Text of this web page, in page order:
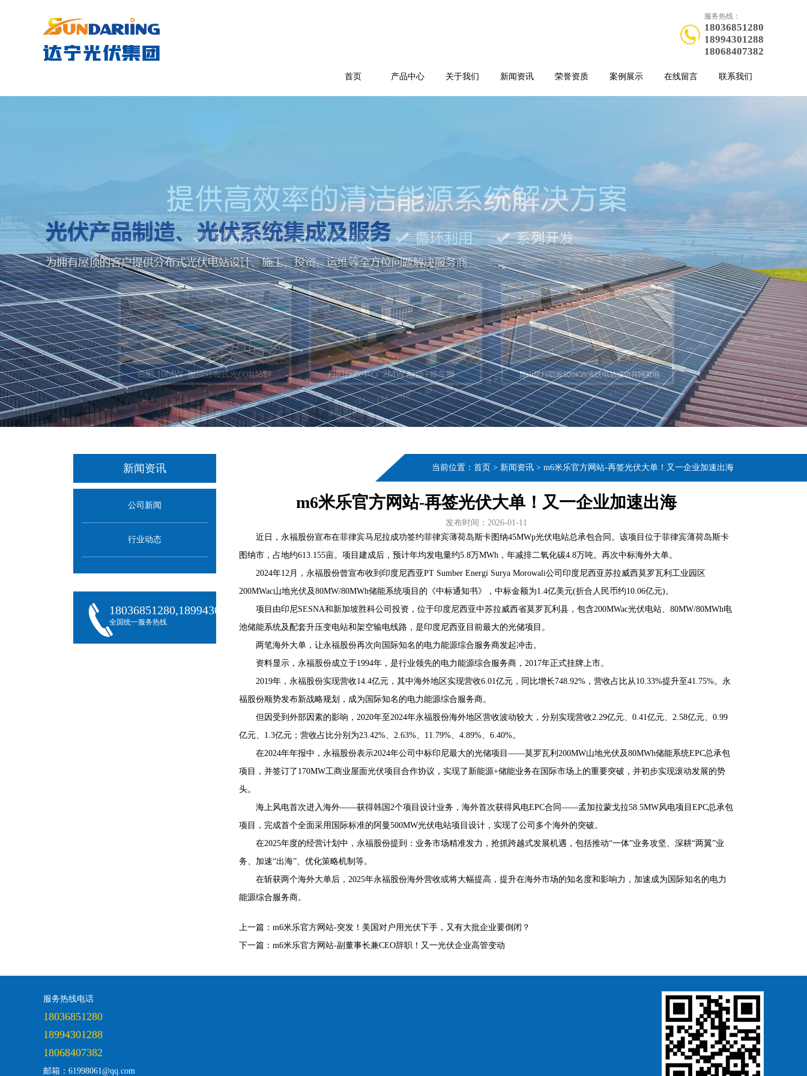
服务热线：
18036851280
18994301288
18068407382
首页 产品中心 关于我们 新闻资讯 荣誉资质 案例展示 在线留言 联系我们
新闻资讯
公司新闻
行业动态
18036851280,18994301288,18068407382
全国统一服务热线
当前位置： 首页 > 新闻资讯 > m6米乐官方网站-再签光伏大单！又一企业加速出海
m6米乐官方网站-再签光伏大单！又一企业加速出海
发布时间：2026-01-11
近日，永福股份宣布在菲律宾马尼拉成功签约菲律宾薄荷岛斯卡图纳45MWp光伏电站总承包合同。该项目位于菲律宾薄荷岛斯卡
图纳市，占地约613.155亩。项目建成后，预计年均发电量约5.8万MWh，年减排二氧化碳4.8万吨。再次中标海外大单。
2024年12月，永福股份曾宣布收到印度尼西亚PT Sumber Energi Surya Morowali公司印度尼西亚苏拉威西莫罗瓦利工业园区
200MWac山地光伏及80MW/80MWh储能系统项目的《中标通知书》，中标金额为1.4亿美元(折合人民币约10.06亿元)。
项目由印尼SESNA和新加坡胜科公司投资，位于印度尼西亚中苏拉威西省莫罗瓦利县，包含200MWac光伏电站、80MW/80MWh电
池储能系统及配套升压变电站和架空输电线路，是印度尼西亚目前最大的光储项目。
两笔海外大单，让永福股份再次向国际知名的电力能源综合服务商发起冲击。
资料显示，永福股份成立于1994年，是行业领先的电力能源综合服务商，2017年正式挂牌上市。
2019年，永福股份实现营收14.4亿元，其中海外地区实现营收6.01亿元，同比增长748.92%，营收占比从10.33%提升至41.75%。永
福股份顺势发布新战略规划，成为国际知名的电力能源综合服务商。
但因受到外部因素的影响，2020年至2024年永福股份海外地区营收波动较大，分别实现营收2.29亿元、0.41亿元、2.58亿元、0.99
亿元、1.3亿元；营收占比分别为23.42%、2.63%、11.79%、4.89%、6.40%。
在2024年年报中，永福股份表示2024年公司中标印尼最大的光储项目——莫罗瓦利200MW山地光伏及80MWh储能系统EPC总承包
项目，并签订了170MW工商业屋面光伏项目合作协议，实现了新能源+储能业务在国际市场上的重要突破，并初步实现滚动发展的势
头。
海上风电首次进入海外——获得韩国2个项目设计业务，海外首次获得风电EPC合同——孟加拉蒙戈拉58.5MW风电项目EPC总承包
项目，完成首个全面采用国际标准的阿曼500MW光伏电站项目设计，实现了公司多个海外的突破。
在2025年度的经营计划中，永福股份提到：业务市场精准发力，抢抓跨越式发展机遇，包括推动“一体”业务攻坚、深耕“两翼”业
务、加速“出海”、优化策略机制等。
在斩获两个海外大单后，2025年永福股份海外营收或将大幅提高，提升在海外市场的知名度和影响力，加速成为国际知名的电力
能源综合服务商。
上一篇： m6米乐官方网站-突发！美国对户用光伏下手，又有大批企业要倒闭？
下一篇： m6米乐官方网站-副董事长兼CEO辞职！又一光伏企业高管变动
服务热线电话
18036851280
18994301288
18068407382
邮箱：61998061@qq.com